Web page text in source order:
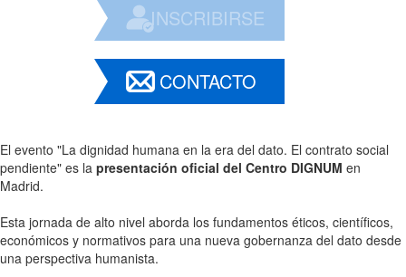
INSCRIBIRSE
CONTACTO
El evento "La dignidad humana en la era del dato. El contrato social
pendiente" es la presentación oficial del Centro DIGNUM en
Madrid.
Esta jornada de alto nivel aborda los fundamentos éticos, científicos,
económicos y normativos para una nueva gobernanza del dato desde
una perspectiva humanista.